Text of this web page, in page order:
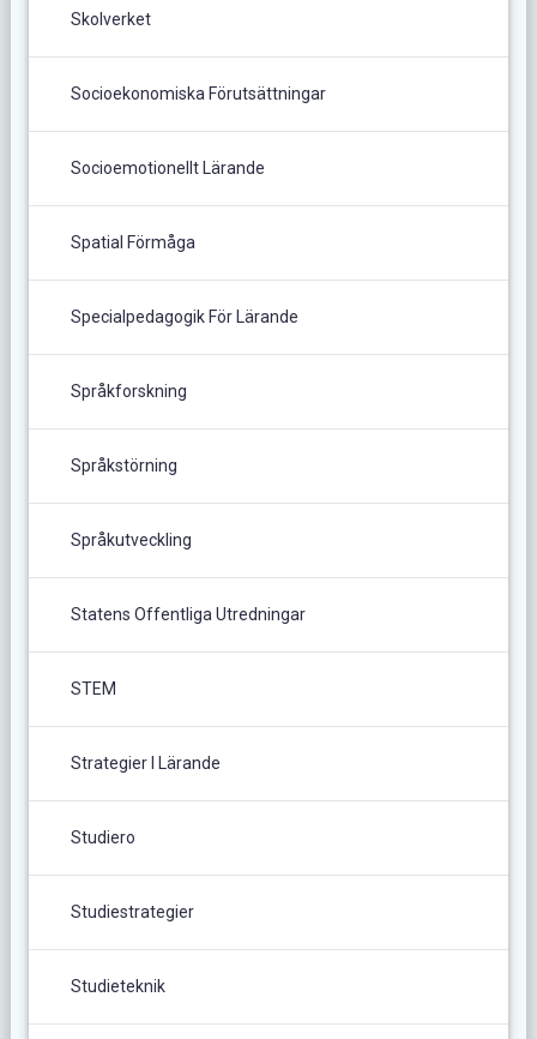
Skolverket
Socioekonomiska Förutsättningar
Socioemotionellt Lärande
Spatial Förmåga
Specialpedagogik För Lärande
Språkforskning
Språkstörning
Språkutveckling
Statens Offentliga Utredningar
STEM
Strategier I Lärande
Studiero
Studiestrategier
Studieteknik